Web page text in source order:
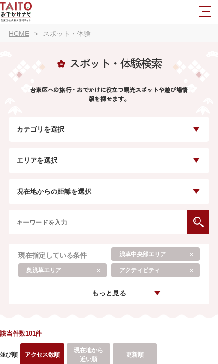
HOME スポット・体験
スポット・体験検索
台東区への旅行・おでかけに役立つ観光スポットや遊び場情
報を探せます。
カテゴリを選択
エリアを選択
現在地からの距離を選択
現在指定している条件 浅草中央部エリア
奥浅草エリア アクティビティ
もっと見る
該当件数101件
並び順 アクセス数順
現在地から
近い順
更新順